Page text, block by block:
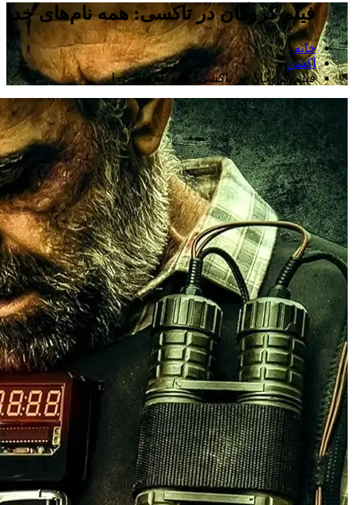
فیلم گروگان در تاکسی: همه نام‌های خدا
خانه
اکشن
فیلم گروگان در تاکسی: همه نام‌های خدا